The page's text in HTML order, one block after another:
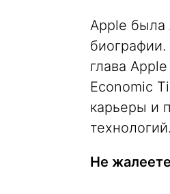
Apple была
глава
Economic
карьеры и
технологий.
Не